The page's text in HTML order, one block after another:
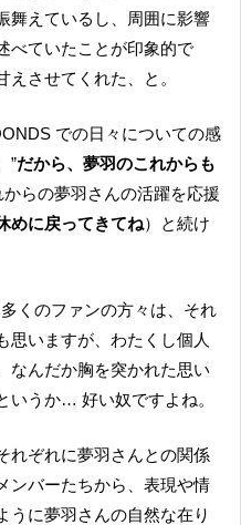
舞えているし、周囲に影響
べていたことが印象的で
させてくれた、と。
”だから、夢羽のこれからも
からの夢羽さんの活躍を応援
めに戻ってきてね）と続け
思いますが、わたくし個人
なんだか胸を突かれた思い
いうか… 好い奴ですよね。
ンバーたちから、表現や情
うに夢羽さんの自然な在り